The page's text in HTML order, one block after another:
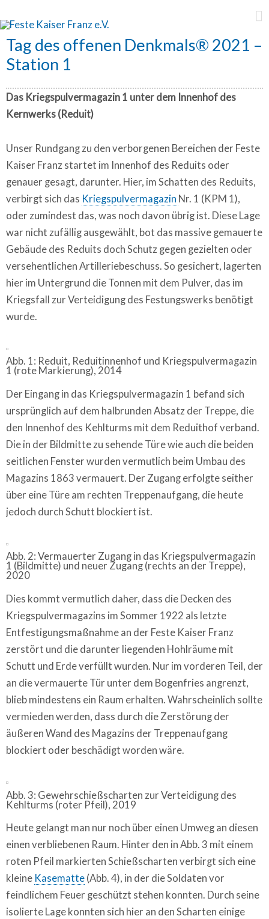
Tag des offenen Denkmals® 2021 –
Station 1
Das Kriegspulvermagazin 1 unter dem Innenhof des
Kernwerks (Reduit)
Unser Rundgang zu den verborgenen Bereichen der Feste
Kaiser Franz startet im Innenhof des Reduits oder
genauer gesagt, darunter. Hier, im Schatten des Reduits,
verbirgt sich das Kriegspulvermagazin Nr. 1 (KPM 1),
oder zumindest das, was noch davon übrig ist. Diese Lage
war nicht zufällig ausgewählt, bot das massive gemauerte
Gebäude des Reduits doch Schutz gegen gezielten oder
versehentlichen Artilleriebeschuss. So gesichert, lagerten
hier im Untergrund die Tonnen mit dem Pulver, das im
Kriegsfall zur Verteidigung des Festungswerks benötigt
wurde.
Abb. 1: Reduit, Reduitinnenhof und Kriegspulvermagazin
1 (rote Markierung), 2014
Der Eingang in das Kriegspulvermagazin 1 befand sich
ursprünglich auf dem halbrunden Absatz der Treppe, die
den Innenhof des Kehlturms mit dem Reduithof verband.
Die in der Bildmitte zu sehende Türe wie auch die beiden
seitlichen Fenster wurden vermutlich beim Umbau des
Magazins 1863 vermauert. Der Zugang erfolgte seither
über eine Türe am rechten Treppenaufgang, die heute
jedoch durch Schutt blockiert ist.
Abb. 2: Vermauerter Zugang in das Kriegspulvermagazin
1 (Bildmitte) und neuer Zugang (rechts an der Treppe),
2020
Dies kommt vermutlich daher, dass die Decken des
Kriegspulvermagazins im Sommer 1922 als letzte
Entfestigungsmaßnahme an der Feste Kaiser Franz
zerstört und die darunter liegenden Hohlräume mit
Schutt und Erde verfüllt wurden. Nur im vorderen Teil, der
an die vermauerte Tür unter dem Bogenfries angrenzt,
blieb mindestens ein Raum erhalten. Wahrscheinlich sollte
vermieden werden, dass durch die Zerstörung der
äußeren Wand des Magazins der Treppenaufgang
blockiert oder beschädigt worden wäre.
Abb. 3: Gewehrschießscharten zur Verteidigung des
Kehlturms (roter Pfeil), 2019
Heute gelangt man nur noch über einen Umweg an diesen
einen verbliebenen Raum. Hinter den in Abb. 3 mit einem
roten Pfeil markierten Schießscharten verbirgt sich eine
kleine Kasematte (Abb. 4), in der die Soldaten vor
feindlichem Feuer geschützt stehen konnten. Durch seine
isolierte Lage konnten sich hier an den Scharten einige